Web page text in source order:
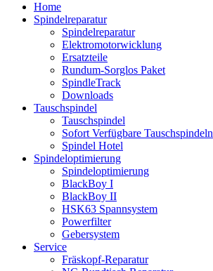
Home
Spindelreparatur
Spindelreparatur
Elektromotorwicklung
Ersatzteile
Rundum-Sorglos Paket
SpindleTrack
Downloads
Tauschspindel
Tauschspindel
Sofort Verfügbare Tauschspindeln
Spindel Hotel
Spindeloptimierung
Spindeloptimierung
BlackBoy I
BlackBoy II
HSK63 Spannsystem
Powerfilter
Gebersystem
Service
Fräskopf-Reparatur